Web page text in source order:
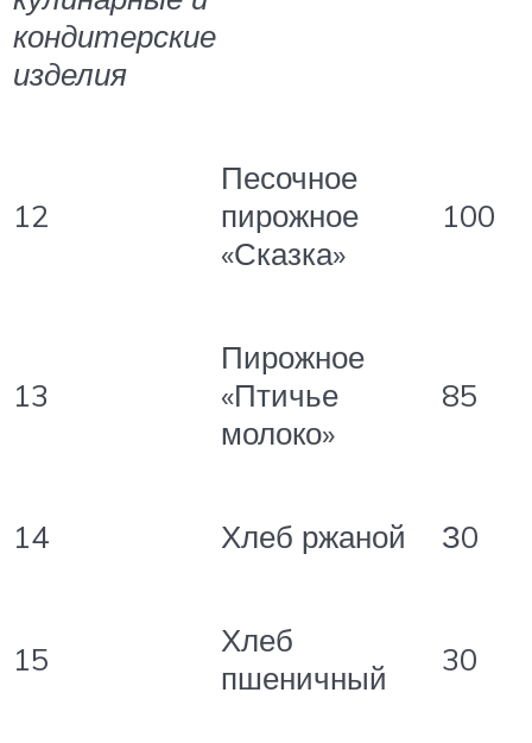
кондитерские
изделия
12
Песочное
пирожное
«Сказка»
100
13
Пирожное
«Птичье
молоко»
85
14 Хлеб ржаной З0
15
Хлеб
пшеничный
30